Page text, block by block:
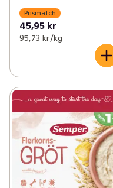
Prismatch
45,95 kr
95,73 kr /kg